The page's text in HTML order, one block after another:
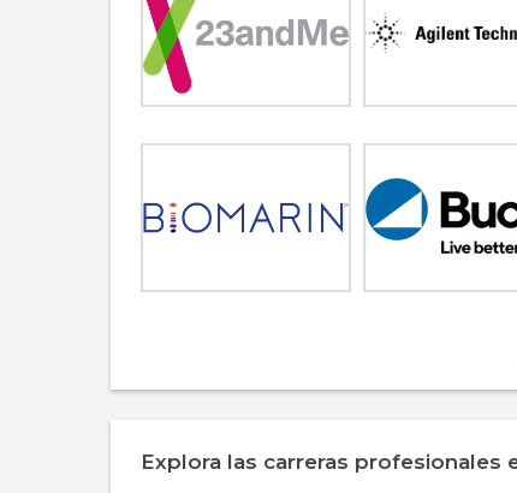
Explora las carreras profesionales